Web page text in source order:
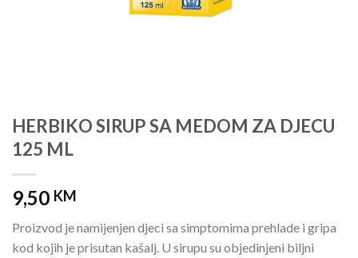
HERBIKO SIRUP SA MEDOM ZA DJECU
125 ML
9,50 KM
Proizvod je namijenjen djeci sa simptomima prehlade i gripa
kod kojih je prisutan kašalj. U sirupu su objedinjeni biljni